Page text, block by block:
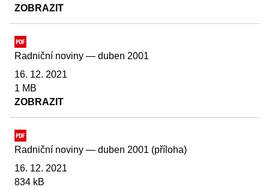
ZOBRAZIT
Radniční noviny — duben 2001
16. 12. 2021
1 MB
ZOBRAZIT
Radniční noviny — duben 2001 (příloha)
16. 12. 2021
834 kB